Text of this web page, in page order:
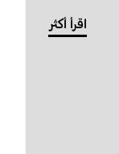
اقرأ أكثر